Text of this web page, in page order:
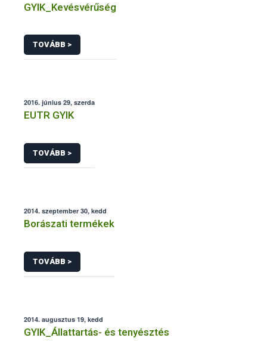
GYIK_Kevésvérűség
TOVÁBB >
2016. június 29, szerda
EUTR GYIK
TOVÁBB >
2014. szeptember 30, kedd
Borászati termékek
TOVÁBB >
2014. augusztus 19, kedd
GYIK_Állattartás- és tenyésztés